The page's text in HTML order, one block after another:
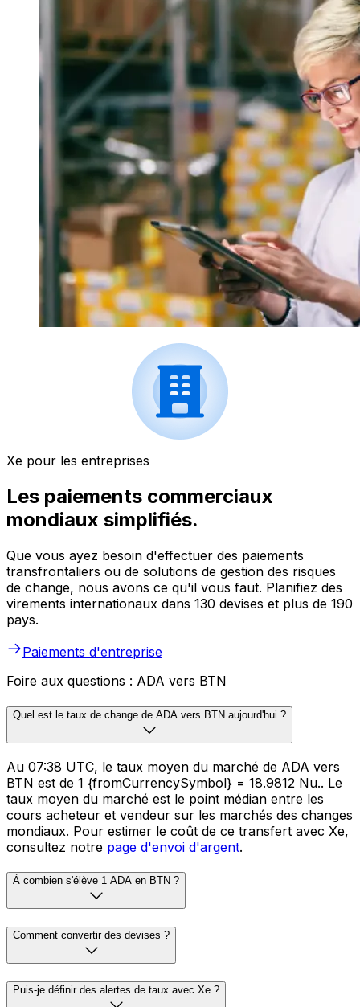
Xe pour les entreprises
Les paiements commerciaux
mondiaux simplifiés.
Que vous ayez besoin d'effectuer des paiements
transfrontaliers ou de solutions de gestion des risques
de change, nous avons ce qu'il vous faut. Planifiez des
virements internationaux dans 130 devises et plus de 190
pays.
Paiements d'entreprise
Foire aux questions : ADA vers BTN
Quel est le taux de change de ADA vers BTN aujourd'hui ?
Au 07:38 UTC, le taux moyen du marché de ADA vers
BTN est de 1 {fromCurrencySymbol} = 18.9812 Nu.. Le
taux moyen du marché est le point médian entre les
cours acheteur et vendeur sur les marchés des changes
mondiaux. Pour estimer le coût de ce transfert avec Xe,
consultez notre page d'envoi d'argent.
À combien s'élève 1 ADA en BTN ?
Comment convertir des devises ?
Puis-je définir des alertes de taux avec Xe ?